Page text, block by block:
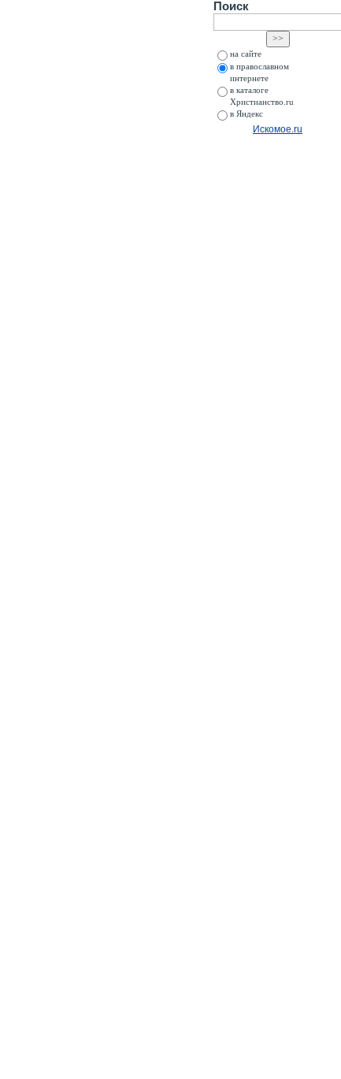
Поиск
на сайте
в православном
интернете
в каталоге
Христианство.ru
в Яндекс
Искомое.ru